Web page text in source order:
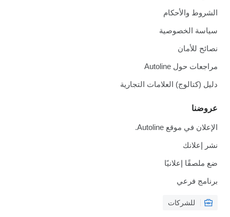
الشروط والأحكام
سياسة الخصوصية
نصائح للأمان
مراجعات حول Autoline
دليل (كتالوج) العلامات التجارية
عروضنا
الإعلان في موقع Autoline.
نشر إعلانك
ضع ملصقًا إعلانيًا
برنامج فرعي
للشركات